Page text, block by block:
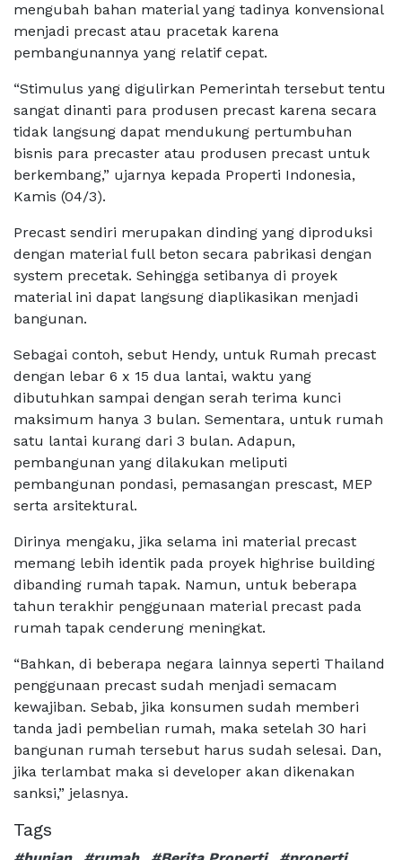
mengubah bahan material yang tadinya konvensional
menjadi precast atau pracetak karena
pembangunannya yang relatif cepat.
“Stimulus yang digulirkan Pemerintah tersebut tentu
sangat dinanti para produsen precast karena secara
tidak langsung dapat mendukung pertumbuhan
bisnis para precaster atau produsen precast untuk
berkembang,” ujarnya kepada Properti Indonesia,
Kamis (04/3).
Precast sendiri merupakan dinding yang diproduksi
dengan material full beton secara pabrikasi dengan
system precetak. Sehingga setibanya di proyek
material ini dapat langsung diaplikasikan menjadi
bangunan.
Sebagai contoh, sebut Hendy, untuk Rumah precast
dengan lebar 6 x 15 dua lantai, waktu yang
dibutuhkan sampai dengan serah terima kunci
maksimum hanya 3 bulan. Sementara, untuk rumah
satu lantai kurang dari 3 bulan. Adapun,
pembangunan yang dilakukan meliputi
pembangunan pondasi, pemasangan prescast, MEP
serta arsitektural.
Dirinya mengaku, jika selama ini material precast
memang lebih identik pada proyek highrise building
dibanding rumah tapak. Namun, untuk beberapa
tahun terakhir penggunaan material precast pada
rumah tapak cenderung meningkat.
“Bahkan, di beberapa negara lainnya seperti Thailand
penggunaan precast sudah menjadi semacam
kewajiban. Sebab, jika konsumen sudah memberi
tanda jadi pembelian rumah, maka setelah 30 hari
bangunan rumah tersebut harus sudah selesai. Dan,
jika terlambat maka si developer akan dikenakan
sanksi,” jelasnya.
Tags